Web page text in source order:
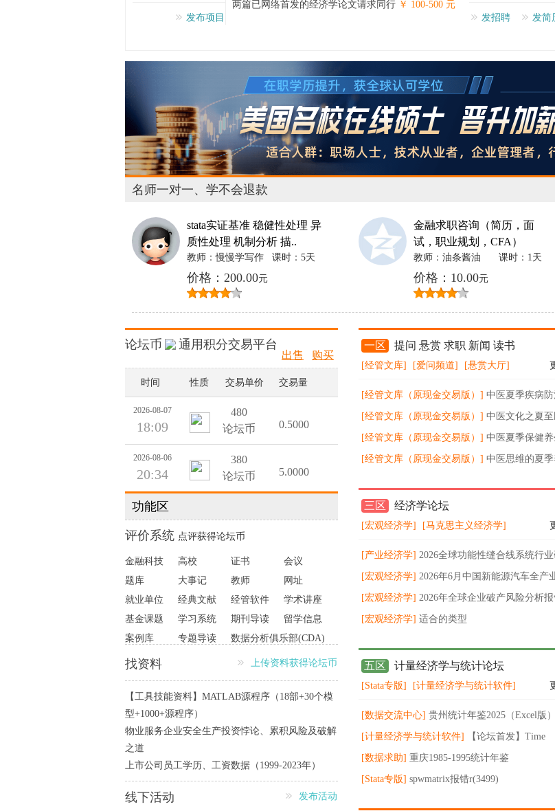
发布项目
￥ 100-500 元
两篇已网络首发的经济学论文请求同行
发招聘 发简
名师一对一、学不会退款
stata实证基准 稳健性处理 异
质性处理 机制分析 描..
教师：慢慢学写作 课时：5天
价格：200.00元
金融求职咨询（简历，面
试，职业规划，CFA）
教师：油条酱油 课时：1天
价格：10.00元
购买
出售
论坛币 通用积分交易平台
时间 性质 交易单价 交易量
2026-08-07
18:09
480
论坛币
0.5000
2026-08-06
20:34
380
论坛币
5.0000
2026-08-06
20:20
论坛币
2.0000
19:39
380
0.6000
2026-08-06
19:39
380
论坛币
0.6000
功能区
评价系统 点评获得论坛币
金融科技 高校 证书
会议
题库
大事记 教师
网址
就业单位
经典文献 经管软件
学术讲座
基金课题
学习系统 期刊导读
留学信息
案例库
专题导读 数据分析俱乐部(CDA)
找资料 上传资料获得论坛币
【工具技能资料】MATLAB源程序（18部+30个模
型+1000+源程序）
物业服务企业安全生产投资悖论、 累积风险及破解
之道
上市公司员工学历、工资数据（1999-2023年）
线下活动 发布活动
一区 提问 悬赏 求职 新闻 读书
[经管文库] [爱问频道] [悬赏大厅]
[经管文库（原现金交易版）] 中医夏季疾病
与消暑知识
[经管文库（原现金交易版）] 中医文化之夏至
俗文化及饮食养生
[经管文库（原现金交易版）] 中医夏季保健养
小常识
[经管文库（原现金交易版）] 中医思维的夏
三区 经济学论坛
[宏观经济学] [马克思主义经济学]
[产业经济学] 2026全球功能性缝合线系统行
究报告
[宏观经济学] 2026年6月中国新能源汽车全产
数据分析报告
[宏观经济学] 2026年全球企业破产风险分析
[宏观经济学] 适合的类型
五区 计量经济学与统计论坛
[Stata专版] [计量经济学与统计软件]
[数据交流中心] 贵州统计年鉴2025（Excel版）
[计量经济学与统计软件] 【论坛首发】Time
Series for Economics and Finance by Oliver
[数据求助] 重庆1985-1995统计年鉴
[Stata专版] spwmatrix报错r(3499)